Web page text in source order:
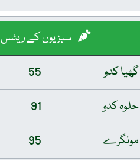
سبزیوں کے ریٹس
گھیا کدو
55
حلوہ کدو
91
مونگرے
95